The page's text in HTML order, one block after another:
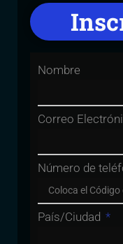
Nombre
Correo
Número de
País/Ciudad